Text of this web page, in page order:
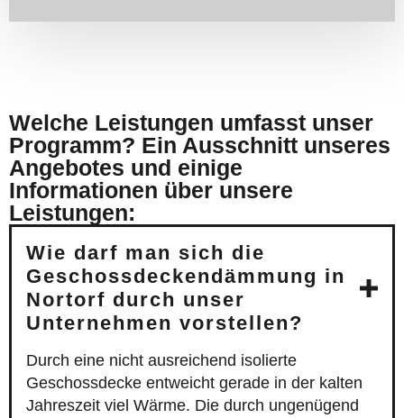
Welche Leistungen umfasst unser
Programm? Ein Ausschnitt unseres
Angebotes und einige
Informationen über unsere
Leistungen:
Wie darf man sich die
Geschossdeckendämmung in
Nortorf durch unser
Unternehmen vorstellen?
Durch eine nicht ausreichend isolierte
Geschossdecke entweicht gerade in der kalten
Jahreszeit viel Wärme. Die durch ungenügend